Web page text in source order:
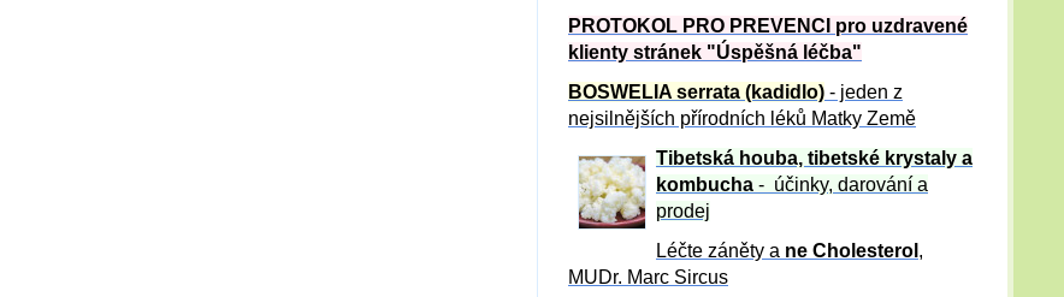
PROTOKOL PRO PREVENCI pro uzdravené
klienty stránek "Úspěšná léčba"
BOSWELIA serrata (kadidlo) - jeden z
nejsilnějších přírodních léků Matky Země
Tibetská houba, tibetské krystaly a
kombucha - účinky, darování a
prodej
Léčte záněty a ne Cholesterol ,
MUDr. Marc Sircus